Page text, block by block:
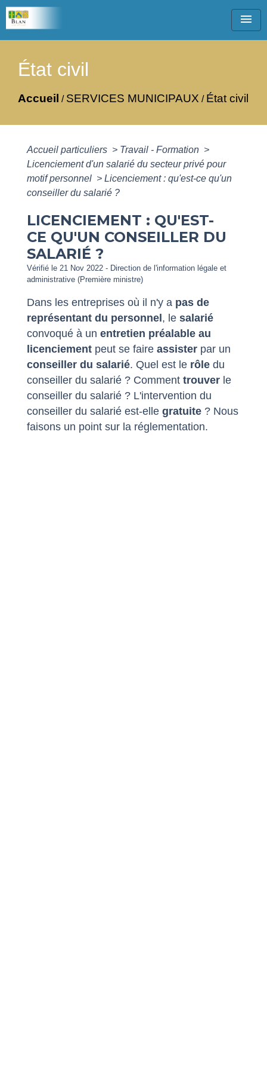
menu
État civil
Accueil / SERVICES MUNICIPAUX / État civil
Accueil particuliers > Travail - Formation >
Licenciement d'un salarié du secteur privé pour
motif personnel > Licenciement : qu'est-ce qu'un
conseiller du salarié ?
LICENCIEMENT : QU'EST-
CE QU'UN CONSEILLER DU
SALARIÉ ?
Vérifié le 21 Nov 2022 - Direction de l'information légale et
administrative (Première ministre)
Dans les entreprises où il n'y a pas de
représentant du personnel , le salarié
convoqué à un entretien préalable au
licenciement peut se faire assister par un
conseiller du salarié. Quel est le rôle du
conseiller du salarié ? Comment trouver le
conseiller du salarié ? L'intervention du
conseiller du salarié est-elle gratuite ? Nous
faisons un point sur la réglementation.